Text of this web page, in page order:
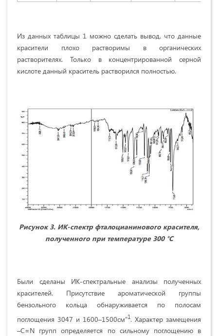
Из данных таблицы 1 можно сделать вывод, что данные
красители плохо растворимы в органических
растворителях. Только в концентрированной серной
кислоте данный краситель растворился полностью.
Рисунок 3. ИК-спектр фталоцианинового красителя,
полученного при температуре 300 °С
Были сделаны ИК-спектральные анализы полученных
красителей. Присутствие ароматической группы
бензольного кольца обнаруживается по полосам
поглощения 3047 и 1600–1500см"1. Характер замещения
–C=N групп определяется по сильному поглощению в